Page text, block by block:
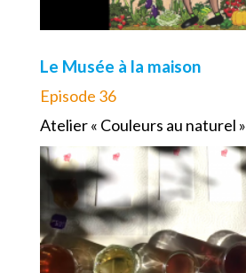
Le Musée à la maison
Episode 36
Atelier « Couleurs au naturel »